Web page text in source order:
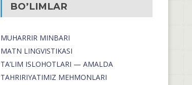
BO’LIMLAR
MUHARRIR MINBARI
MATN LINGVISTIKASI
TA’LIM ISLOHOTLARI — AMALDA
TAHRIRIYATIMIZ MEHMONLARI